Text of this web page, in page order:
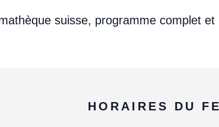
suisse, programme complet et
HORAIRES DU